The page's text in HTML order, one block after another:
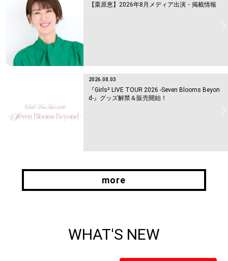
【栗原恵】2026年8月メディア出演・掲載情報
2026.08.03
『Girls² LIVE TOUR 2026 -Seven Blooms Beyon
d-』グッズ解禁＆販売開始！
more
WHAT'S NEW